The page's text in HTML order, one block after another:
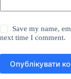
Save my name,
next time I comment.
Опублікувати